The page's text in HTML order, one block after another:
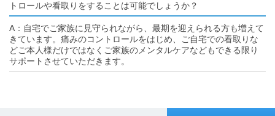
トロールや看取りをすることは可能でしょうか？
A：自宅でご家族に見守られながら、最期を迎えられる方も増えて
きています。痛みのコントロールをはじめ、ご自宅での看取りな
どご本人様だけではなくご家族のメンタルケアなどもできる限り
サポートさせていただきます。